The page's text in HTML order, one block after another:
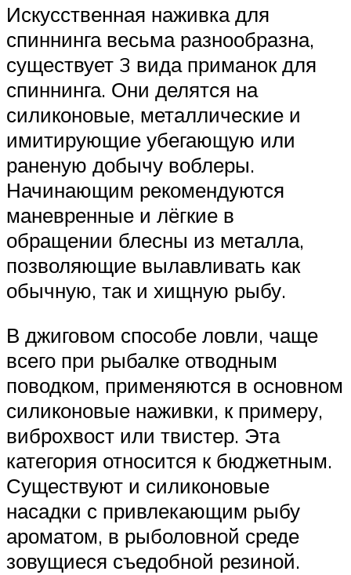
Искусственная наживка для
спиннинга весьма разнообразна,
существует 3 вида приманок для
спиннинга. Они делятся на
силиконовые, металлические и
имитирующие убегающую или
раненую добычу воблеры.
Начинающим рекомендуются
маневренные и лёгкие в
обращении блесны из металла,
позволяющие вылавливать как
обычную, так и хищную рыбу.
В джиговом способе ловли, чаще
всего при рыбалке отводным
поводком, применяются в основном
силиконовые наживки, к примеру,
виброхвост или твистер. Эта
категория относится к бюджетным.
Существуют и силиконовые
насадки с привлекающим рыбу
ароматом, в рыболовной среде
зовущиеся съедобной резиной.